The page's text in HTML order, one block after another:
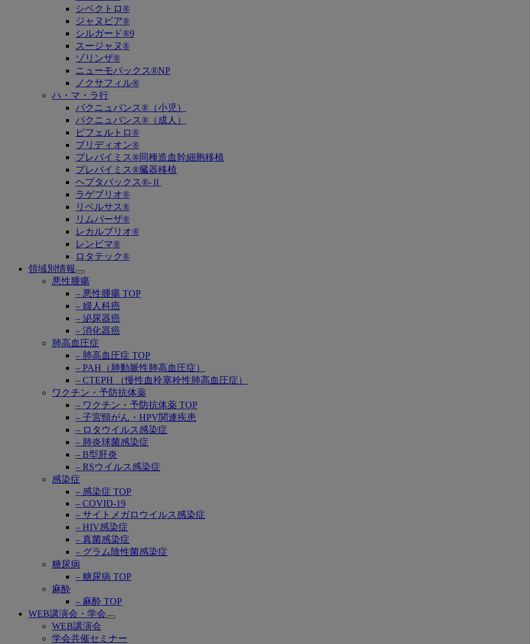
シベクトロ®
ジャヌビア®
シルガード®9
スージャヌ®
ゾリンザ®
ニューモバックス®NP
ノクサフィル®
ハ・マ・ラ行
バクニュバンス®（小児）
バクニュバンス®（成人）
ピフェルトロ®
ブリディオン®
プレバイミス®同種造血幹細胞移植
プレバイミス®臓器移植
ヘプタバックス®-Ⅱ
ラゲブリオ®
リベルサス®
リムパーザ®
レカルブリオ®
レンビマ®
ロタテック®
領域別情報
Open
submenu
悪性腫瘍
– 悪性腫瘍 TOP
– 婦人科癌
– 泌尿器癌
– 消化器癌
肺高血圧症
– 肺高血圧症 TOP
– PAH（肺動脈性肺高血圧症）
– CTEPH （慢性血栓塞栓性肺高血圧症）
ワクチン・予防抗体薬
– ワクチン・予防抗体薬 TOP
– 子宮頸がん・HPV関連疾患
– ロタウイルス感染症
– 肺炎球菌感染症
– B型肝炎
– RSウイルス感染症
感染症
– 感染症 TOP
– COVID-19
– サイトメガロウイルス感染症
– HIV感染症
– 真菌感染症
– グラム陰性菌感染症
糖尿病
– 糖尿病 TOP
麻酔
– 麻酔 TOP
WEB講演会・学会
Open
WEB講演会
学会共催セミナー